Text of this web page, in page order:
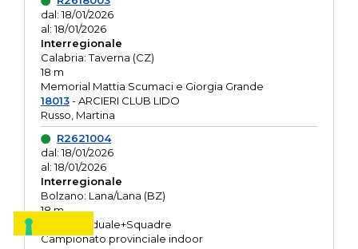
dal: 18/01/2026
al: 18/01/2026
Interregionale
Calabria: Taverna (CZ)
18 m
Memorial Mattia Scumaci e Giorgia Grande
18013- ARCIERI CLUB LIDO
Russo, Martina
R2621004
dal: 18/01/2026
al: 18/01/2026
Interregionale
Bolzano: Lana/Lana (BZ)
18 m
O.R. Individuale+Squadre
Campionato provinciale indoor